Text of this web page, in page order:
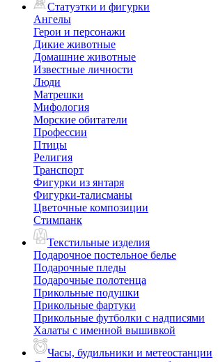
Статуэтки и фигурки
Ангелы
Герои и персонажи
Дикие животные
Домашние животные
Известные личности
Люди
Матрешки
Мифология
Морские обитатели
Профессии
Птицы
Религия
Транспорт
Фигурки из янтаря
Фигурки-талисманы
Цветочные композиции
Стимпанк
Текстильные изделия
Подарочное постельное белье
Подарочные пледы
Подарочные полотенца
Прикольные подушки
Прикольные фартуки
Прикольные футболки с надписями
Халаты с именной вышивкой
Часы, будильники и метеостанции